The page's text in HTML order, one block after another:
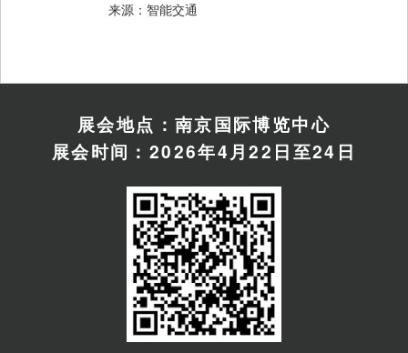
来源：智能交通
展会地点：南京国际博览中心
展会时间：2026年4月22日至24日